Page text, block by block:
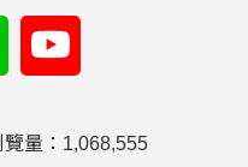
覽量：1,068,555